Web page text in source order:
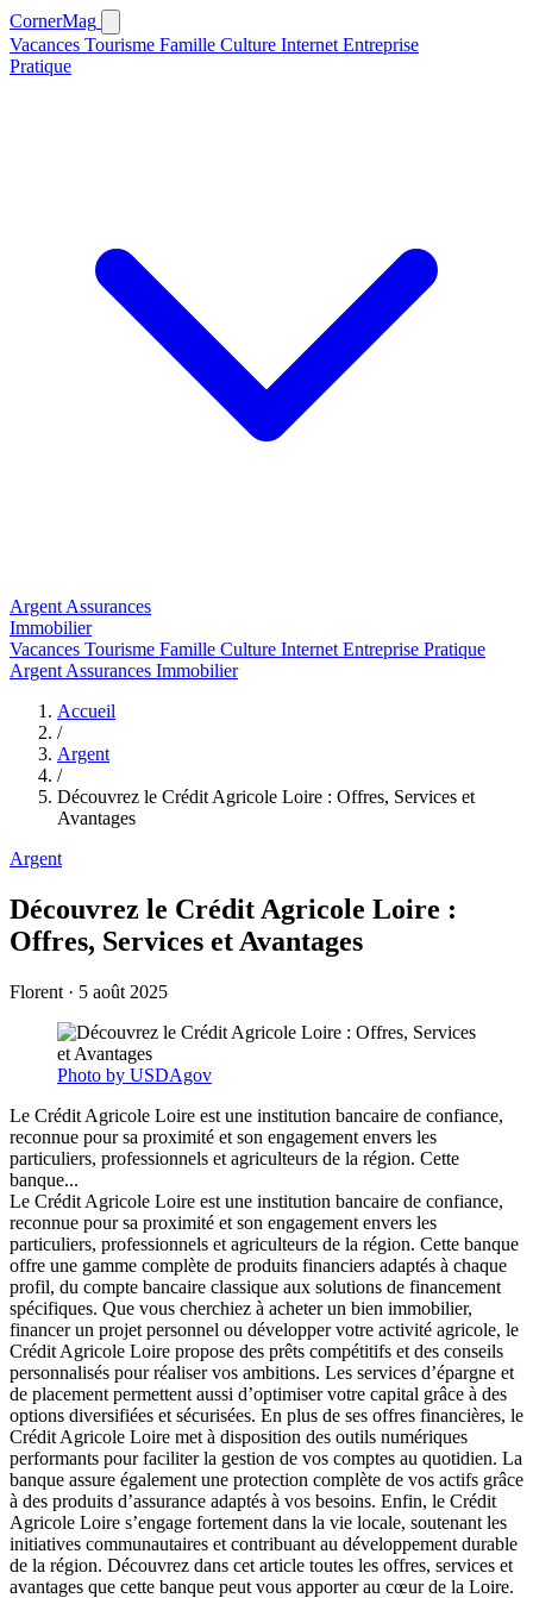
CornerMag
Vacances Tourisme Famille Culture Internet Entreprise
Pratique
Argent Assurances
Immobilier
Vacances Tourisme Famille Culture Internet Entreprise Pratique
Argent Assurances Immobilier
Accueil
/
Argent
/
Découvrez le Crédit Agricole Loire : Offres, Services et
Avantages
Argent
Découvrez le Crédit Agricole Loire :
Offres, Services et Avantages
Florent · 5 août 2025
Photo by USDAgov
Le Crédit Agricole Loire est une institution bancaire de confiance,
reconnue pour sa proximité et son engagement envers les
particuliers, professionnels et agriculteurs de la région. Cette
banque...
Le Crédit Agricole Loire est une institution bancaire de confiance,
reconnue pour sa proximité et son engagement envers les
particuliers, professionnels et agriculteurs de la région. Cette banque
offre une gamme complète de produits financiers adaptés à chaque
profil, du compte bancaire classique aux solutions de financement
spécifiques. Que vous cherchiez à acheter un bien immobilier,
financer un projet personnel ou développer votre activité agricole, le
Crédit Agricole Loire propose des prêts compétitifs et des conseils
personnalisés pour réaliser vos ambitions. Les services d’épargne et
de placement permettent aussi d’optimiser votre capital grâce à des
options diversifiées et sécurisées. En plus de ses offres financières, le
Crédit Agricole Loire met à disposition des outils numériques
performants pour faciliter la gestion de vos comptes au quotidien. La
banque assure également une protection complète de vos actifs grâce
à des produits d’assurance adaptés à vos besoins. Enfin, le Crédit
Agricole Loire s’engage fortement dans la vie locale, soutenant les
initiatives communautaires et contribuant au développement durable
de la région. Découvrez dans cet article toutes les offres, services et
avantages que cette banque peut vous apporter au cœur de la Loire.